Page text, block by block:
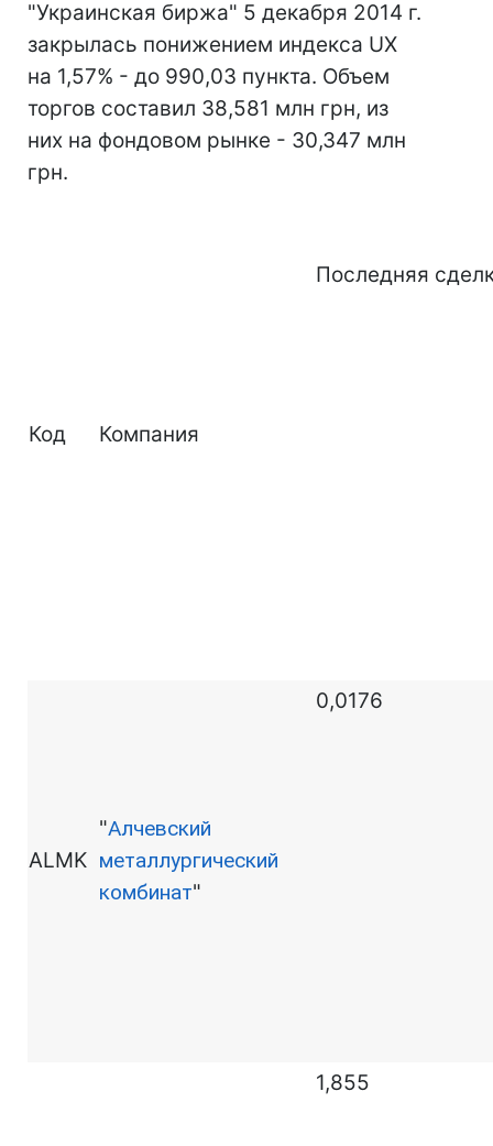
"Украинская биржа" 5 декабря 2014 г.
закрылась понижением индекса UX
на 1,57% - до 990,03 пункта. Объем
торгов составил 38,581 млн грн, из
них на фондовом рынке - 30,347 млн
грн.
Код Компания
Последняя
ALMK
"Алчевский
металлургический
комбинат"
0,0176
1,855